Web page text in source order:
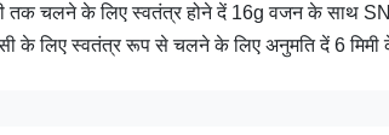
तक चलने के लिए स्वतंत्र होने दें 16g वजन के साथ
के लिए स्वतंत्र रूप से चलने के लिए अनुमति दें 6